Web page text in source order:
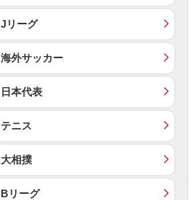
Jリーグ
海外サッカー
日本代表
テニス
大相撲
Bリーグ